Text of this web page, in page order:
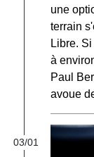
une
terrain
Libre.
à
Paul
avoue
03/01